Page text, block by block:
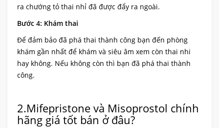
ra chướng tỏ thai nhỉ đã được đẩy ra ngoài.
Bước 4: Khám thai
Để đảm bảo đã phá thai thành công bạn đến phòng
khám gần nhất để khám và siêu âm xem còn thai nhi
hay không. Nếu không còn thì bạn đã phá thai thành
công.
2.Mifepristone và Misoprostol chính
hãng giá tốt bán ở đâu?